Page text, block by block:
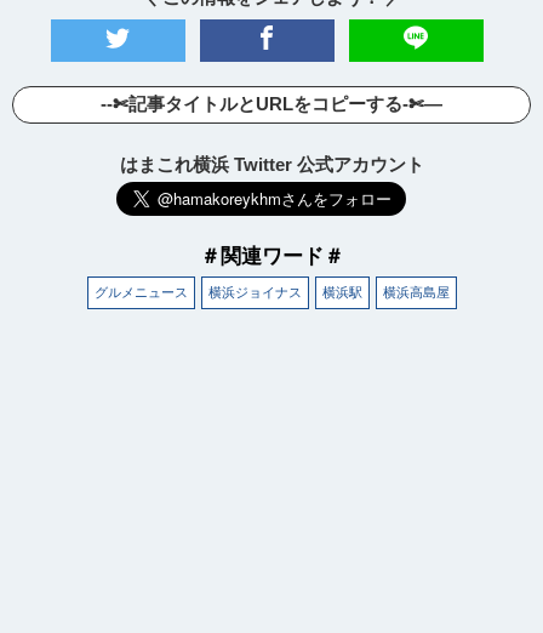
--✄記事タイトルとURLをコピーする-✄—
はまこれ横浜 Twitter 公式アカウント
＃関連ワード＃
グルメニュース 横浜ジョイナス 横浜駅 横浜高島屋